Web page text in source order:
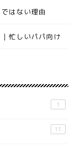
はない理由
忙しいパパ向け
1
11